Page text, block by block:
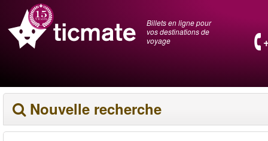
Billets en ligne pour
vos destinations de
voyage
Nouvelle recherche